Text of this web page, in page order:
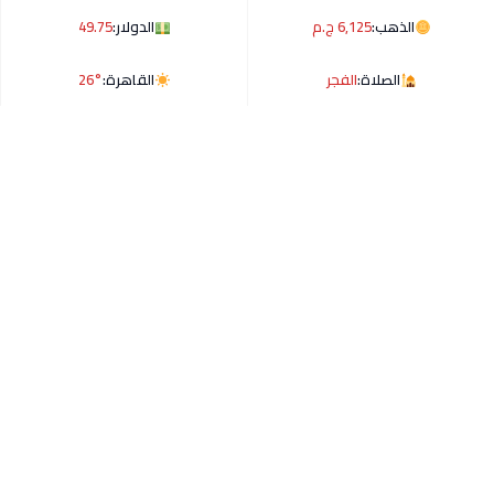
الذهب:6,125 ج.م الدولار:49.75
الصلاة:الفجر القاهرة:26°